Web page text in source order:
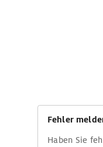
Fehler
Haben Sie